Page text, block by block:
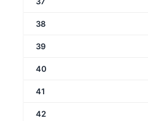
38
39
40
41
42